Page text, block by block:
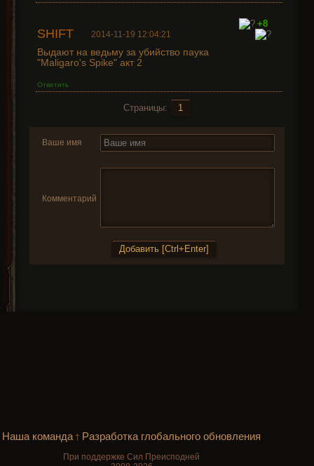
SHIFT 2014-11-19 12:04:21
Выдают на ведьму за убийство паука
"Maligaro's Spike" акт 2
Ответить
+8
Страницы: 1
Ваше имя
Комментарий
Наша команда† Разработка глобального обновления
При поддержке Сил Преисподней